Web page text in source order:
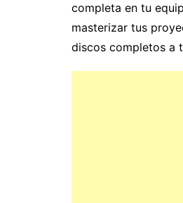
completa en tu
masterizar tus
discos completos a